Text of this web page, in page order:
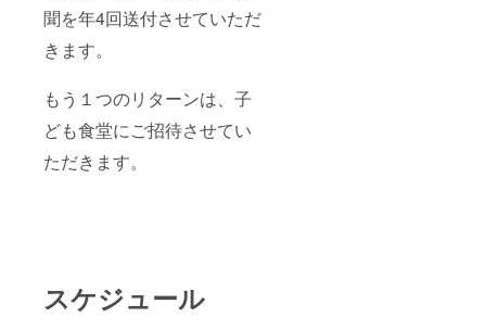
聞を年4回送付させていただ
きます。
もう１つのリターンは、子
ども食堂にご招待させてい
ただきます。
スケジュール